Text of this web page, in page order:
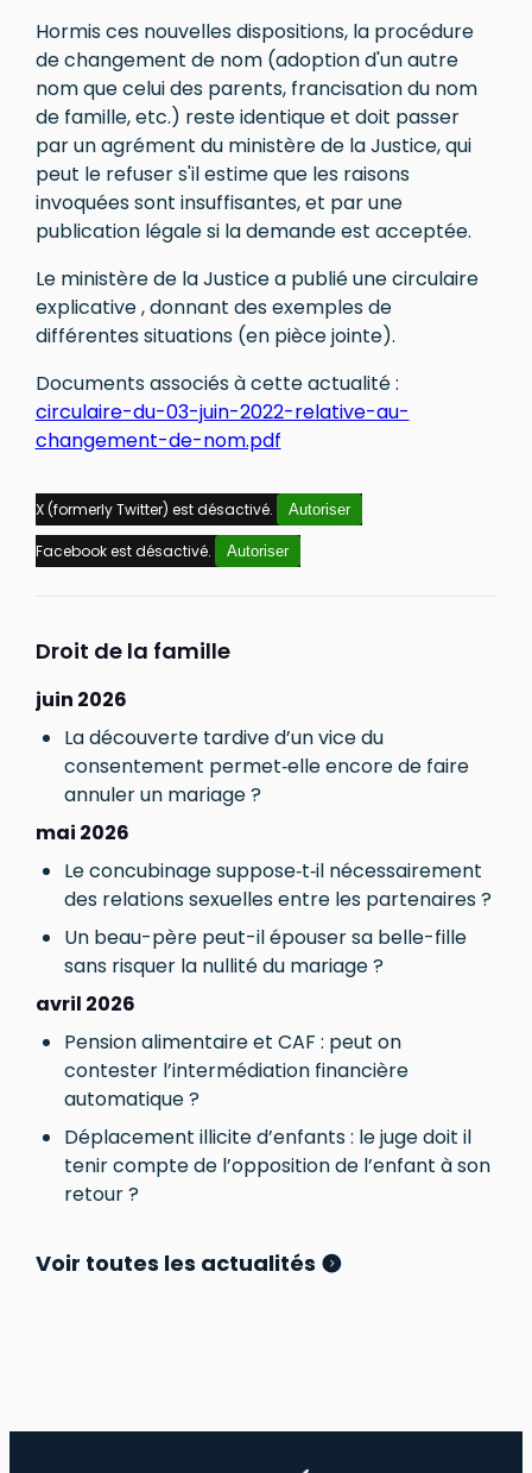
Hormis ces nouvelles dispositions, la procédure
de changement de nom (adoption d'un autre
nom que celui des parents, francisation du nom
de famille, etc.) reste identique et doit passer
par un agrément du ministère de la Justice, qui
peut le refuser s'il estime que les raisons
invoquées sont insuffisantes, et par une
publication légale si la demande est acceptée.
Le ministère de la Justice a publié une circulaire
explicative , donnant des exemples de
différentes situations (en pièce jointe).
Documents associés à cette actualité :
circulaire-du-03-juin-2022-relative-au-
changement-de-nom.pdf
X (formerly Twitter) est désactivé. Autoriser
Facebook est désactivé. Autoriser
Droit de la famille
juin 2026
La découverte tardive d’un vice du
consentement permet‑elle encore de faire
annuler un mariage ?
mai 2026
Le concubinage suppose‑t‑il nécessairement
des relations sexuelles entre les partenaires ?
Un beau-père peut-il épouser sa belle-fille
sans risquer la nullité du mariage ?
avril 2026
Pension alimentaire et CAF : peut on
contester l’intermédiation financière
automatique ?
Déplacement illicite d’enfants : le juge doit il
tenir compte de l’opposition de l’enfant à son
retour ?
Voir toutes les actualités